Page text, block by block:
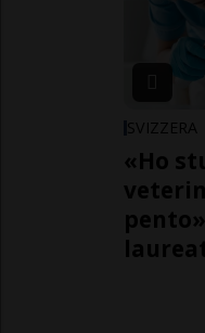
SVIZZERA
«Ho